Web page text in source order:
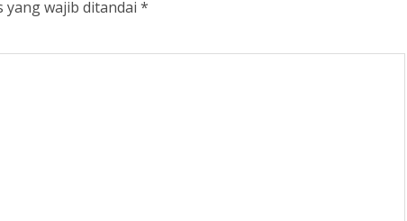
yang wajib ditandai *